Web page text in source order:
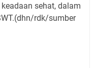
sehat, dalam
rdk/sumber